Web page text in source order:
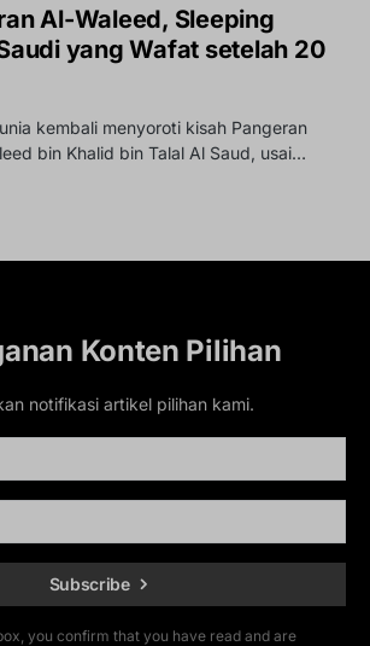
Al-Waleed, Sleeping
yang Wafat setelah 20
kembali menyoroti kisah Pangeran
bin Khalid bin Talal Al Saud, usai…
Konten Pilihan
notifikasi artikel pilihan kami.
Subscribe
you confirm that you have read and are